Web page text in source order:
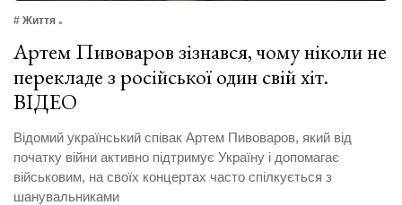
# Життя
Артем Пивоваров зізнався, чому ніколи не
перекладе з російської один свій хіт.
ВІДЕО
Відомий український співак Артем Пивоваров, який від
початку війни активно підтримує Україну і допомагає
військовим, на своїх концертах часто спілкується з
шанувальниками